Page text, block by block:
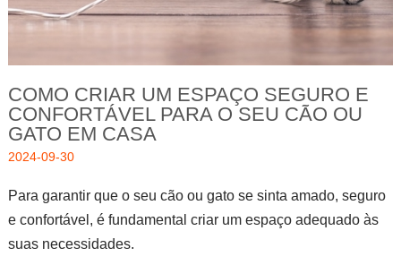
COMO CRIAR UM ESPAÇO SEGURO E
CONFORTÁVEL PARA O SEU CÃO OU
GATO EM CASA
2024-09-30
Para garantir que o seu cão ou gato se sinta amado, seguro
e confortável, é fundamental criar um espaço adequado às
suas necessidades.